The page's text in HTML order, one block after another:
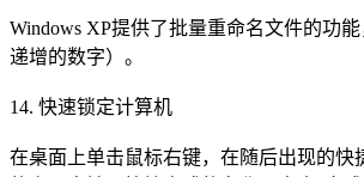
Windows XP提供了批量重命名文件的功
递增的数字）。
14. 快速锁定计算机
在桌面上单击鼠标右键，在随后出现的快